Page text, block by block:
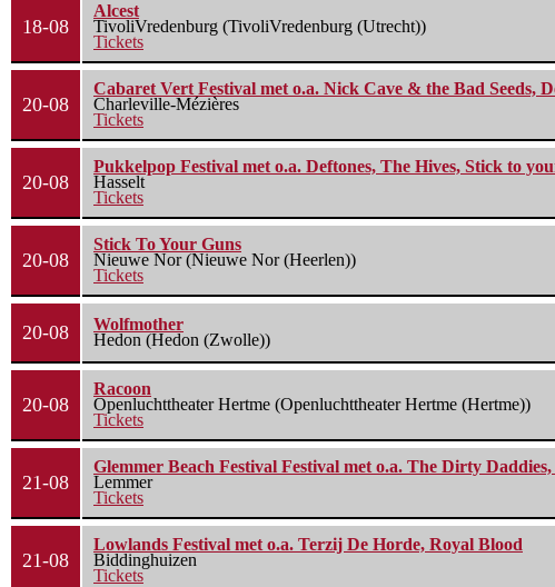
18-08
Alcest
TivoliVredenburg (TivoliVredenburg (Utrecht))
Tickets
20-08
Cabaret Vert Festival met o.a. Nick Cave & the Bad Seeds,
Charleville-Mézières
Tickets
20-08
Pukkelpop Festival met o.a. Deftones, The Hives, Stick to
Hasselt
Tickets
20-08
Stick To Your Guns
Nieuwe Nor (Nieuwe Nor (Heerlen))
Tickets
20-08
Wolfmother
Hedon (Hedon (Zwolle))
20-08
Racoon
Openluchttheater Hertme (Openluchttheater Hertme (Hertme))
Tickets
21-08
Glemmer Beach Festival Festival met o.a. The Dirty
Lemmer
Tickets
21-08
Lowlands Festival met o.a. Terzij De Horde, Royal Blood
Biddinghuizen
Tickets